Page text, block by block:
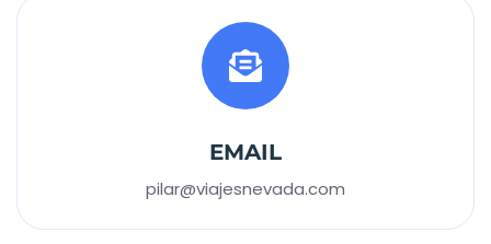
EMAIL
pilar@viajesnevada.com